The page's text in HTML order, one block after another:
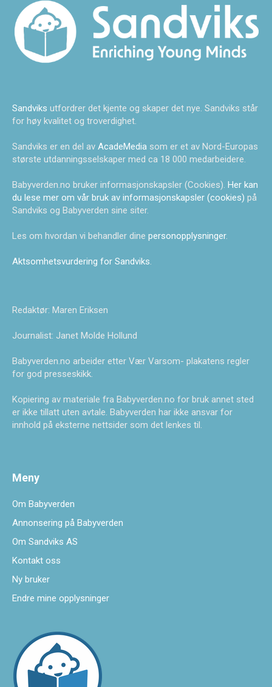
Sandviks utfordrer det kjente og skaper det nye. Sandviks står
for høy kvalitet og troverdighet.
Sandviks er en del av AcadeMedia som er et av Nord-Europas
største utdanningsselskaper med ca 18 000 medarbeidere.
Babyverden.no bruker informasjonskapsler (Cookies). Her kan
du lese mer om vår bruk av informasjonskapsler (cookies) på
Sandviks og Babyverden sine siter.
Les om hvordan vi behandler dine personopplysninger.
Aktsomhetsvurdering for Sandviks.
Redaktør: Maren Eriksen
Journalist: Janet Molde Hollund
Babyverden.no arbeider etter Vær Varsom- plakatens regler
for god presseskikk.
Kopiering av materiale fra Babyverden.no for bruk annet sted
er ikke tillatt uten avtale. Babyverden har ikke ansvar for
innhold på eksterne nettsider som det lenkes til.
Meny
Om Babyverden
Annonsering på Babyverden
Om Sandviks AS
Kontakt oss
Ny bruker
Endre mine opplysninger